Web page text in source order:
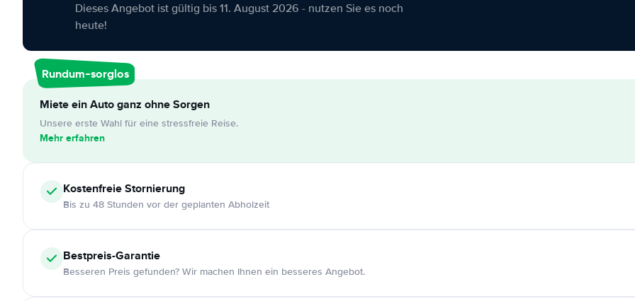
Dieses Angebot ist gültig bis 11. August 2026 - nutzen Sie es noch
heute!
Rundum-sorglos
Miete ein Auto ganz ohne Sorgen
Unsere erste Wahl für eine stressfreie Reise.
Mehr erfahren
KostenfreieStornierung
Bis zu 48 Stunden vor der geplanten Abholzeit
Bestpreis-Garantie
Besseren Preis gefunden? Wir machen Ihnen ein besseres Angebot.